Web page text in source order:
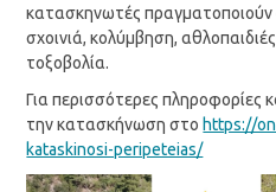
κατασκηνωτές
σχοινιά, κολύμβηση,
τοξοβολία.
Για περισσότερες πληροφορίες
την κατασκήνωση στο https://
kataskinosi-peripeteias/